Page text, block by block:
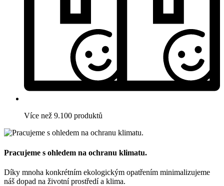
Více než 9.100 produktů
Pracujeme s ohledem na ochranu klimatu.
Díky mnoha konkrétním ekologickým opatřením minimalizujeme
náš dopad na životní prostředí a klima.